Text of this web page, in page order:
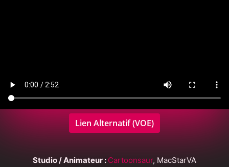
Lien Alternatif (VOE)
Studio / Animateur : Cartoonsaur, MacStarVA